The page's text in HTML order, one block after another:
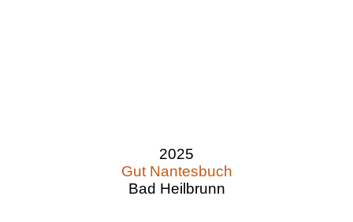
2025
Gut Nantesbuch
Bad Heilbrunn